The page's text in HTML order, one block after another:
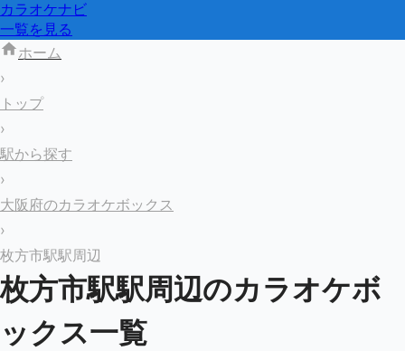
カラオケナビ
一覧を見る
ホーム
›
トップ
›
駅から探す
›
大阪府のカラオケボックス
›
枚方市駅駅周辺
枚方市駅駅周辺のカラオケボ
ックス一覧